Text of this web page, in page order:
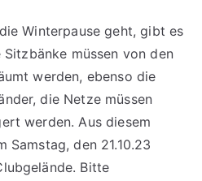
Winterpause geht, gibt es
müssen von den
werden, ebenso die
die Netze müssen
werden. Aus diesem
Samstag, den 21.10.23
Bitte